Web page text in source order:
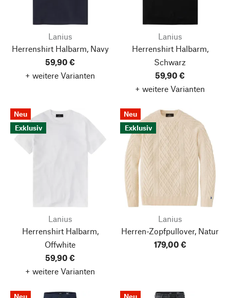
Lanius
Herrenshirt Halbarm, Navy
59,90 €
+ weitere Varianten
Lanius
Herrenshirt Halbarm,
Schwarz
59,90 €
+ weitere Varianten
Neu
Exklusiv
Lanius
Herrenshirt Halbarm,
Offwhite
59,90 €
+ weitere Varianten
Neu
Exklusiv
Lanius
Herren-Zopfpullover, Natur
179,00 €
Neu Neu